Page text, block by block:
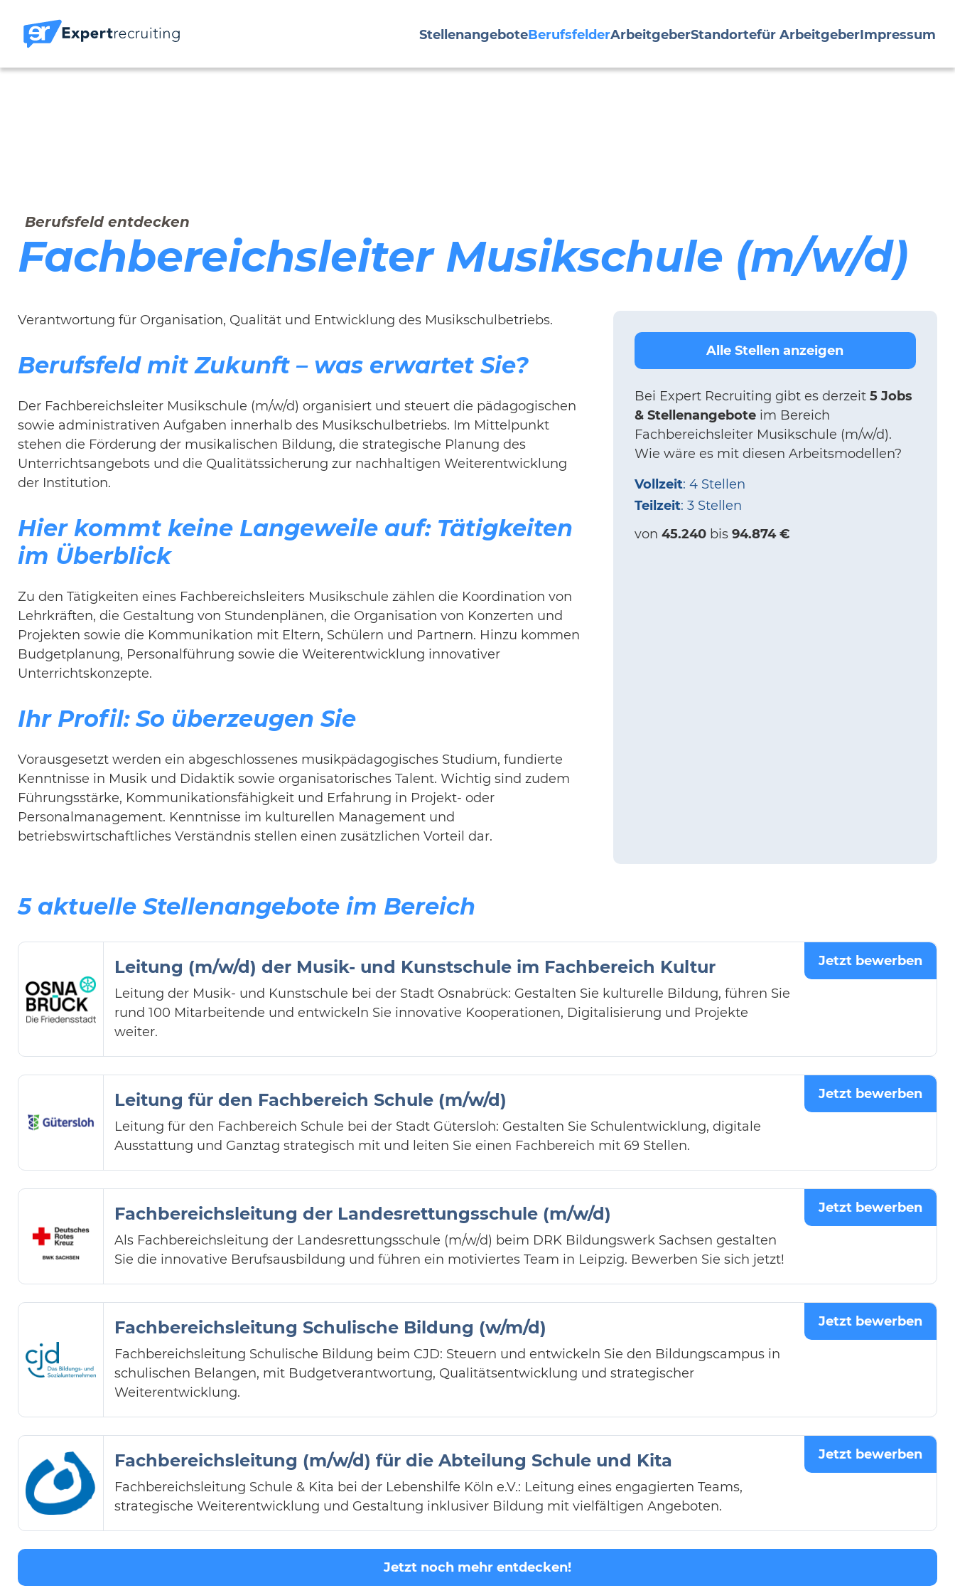
StellenangeboteBerufsfelderArbeitgeberStandortefür ArbeitgeberImpressum
Berufsfeld entdecken
Fachbereichsleiter Musikschule (m/w/d)
Verantwortung für Organisation, Qualität und Entwicklung des Musikschulbetriebs.
Berufsfeld mit Zukunft – was erwartet Sie?
Der Fachbereichsleiter Musikschule (m/w/d) organisiert und steuert die pädagogischen
sowie administrativen Aufgaben innerhalb des Musikschulbetriebs. Im Mittelpunkt
stehen die Förderung der musikalischen Bildung, die strategische Planung des
Unterrichtsangebots und die Qualitätssicherung zur nachhaltigen Weiterentwicklung
der Institution.
Hier kommt keine Langeweile auf: Tätigkeiten
im Überblick
Zu den Tätigkeiten eines Fachbereichsleiters Musikschule zählen die Koordination von
Lehrkräften, die Gestaltung von Stundenplänen, die Organisation von Konzerten und
Projekten sowie die Kommunikation mit Eltern, Schülern und Partnern. Hinzu kommen
Budgetplanung, Personalführung sowie die Weiterentwicklung innovativer
Unterrichtskonzepte.
Ihr Profil: So überzeugen Sie
Vorausgesetzt werden ein abgeschlossenes musikpädagogisches Studium, fundierte
Kenntnisse in Musik und Didaktik sowie organisatorisches Talent. Wichtig sind zudem
Führungsstärke, Kommunikationsfähigkeit und Erfahrung in Projekt- oder
Personalmanagement. Kenntnisse im kulturellen Management und
betriebswirtschaftliches Verständnis stellen einen zusätzlichen Vorteil dar.
Alle Stellen anzeigen
Bei Expert Recruiting gibt es derzeit 5 Jobs
& Stellenangeboteim Bereich
Fachbereichsleiter Musikschule (m/w/d).
Wie wäre es mit diesen Arbeitsmodellen?
Vollzeit: 4 Stellen
Teilzeit: 3 Stellen
von 45.240bis 94.874 €
5 aktuelle Stellenangebote im Bereich
Leitung (m/w/d) der Musik- und Kunstschule im Fachbereich Kultur
Leitung der Musik- und Kunstschule bei der Stadt Osnabrück: Gestalten Sie kulturelle Bildung, führen Sie
rund 100 Mitarbeitende und entwickeln Sie innovative Kooperationen, Digitalisierung und Projekte
weiter.
Jetzt bewerben
Leitung für den Fachbereich Schule (m/w/d)
Leitung für den Fachbereich Schule bei der Stadt Gütersloh: Gestalten Sie Schulentwicklung, digitale
Ausstattung und Ganztag strategisch mit und leiten Sie einen Fachbereich mit 69 Stellen.
Jetzt bewerben
Fachbereichsleitung der Landesrettungsschule (m/w/d)
Als Fachbereichsleitung der Landesrettungsschule (m/w/d) beim DRK Bildungswerk Sachsen gestalten
Sie die innovative Berufsausbildung und führen ein motiviertes Team in Leipzig. Bewerben Sie sich jetzt!
Jetzt bewerben
Fachbereichsleitung Schulische Bildung (w/m/d)
Fachbereichsleitung Schulische Bildung beim CJD: Steuern und entwickeln Sie den Bildungscampus in
schulischen Belangen, mit Budgetverantwortung, Qualitätsentwicklung und strategischer
Weiterentwicklung.
Jetzt bewerben
Fachbereichsleitung (m/w/d) für die Abteilung Schule und Kita
Fachbereichsleitung Schule & Kita bei der Lebenshilfe Köln e.V.: Leitung eines engagierten Teams,
strategische Weiterentwicklung und Gestaltung inklusiver Bildung mit vielfältigen Angeboten.
Jetzt bewerben
Jetzt noch mehr entdecken!